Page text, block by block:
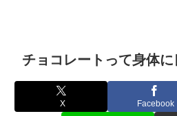
チョコレートって身体
X Facebook